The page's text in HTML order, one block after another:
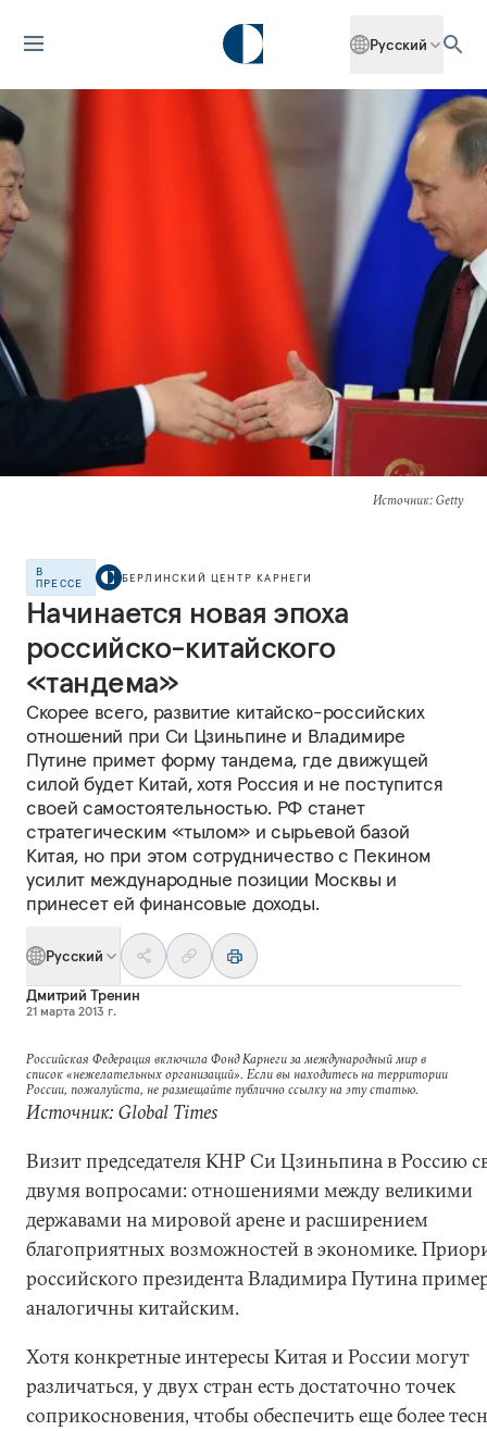
Русский
Источник: Getty
В
ПРЕССЕ
БЕРЛИНСКИЙ ЦЕНТР КАРНЕГИ
Начинается новая эпоха
российско-китайского
«тандема»
Скорее всего, развитие китайско-российских
отношений при Си Цзиньпине и Владимире
Путине примет форму тандема, где движущей
силой будет Китай, хотя Россия и не поступится
своей самостоятельностью. РФ станет
стратегическим «тылом» и сырьевой базой
Китая, но при этом сотрудничество с Пекином
усилит международные позиции Москвы и
принесет ей финансовые доходы.
Русский
Дмитрий Тренин
21 марта 2013 г.
Российская Федерация включила Фонд Карнеги за международный мир в
список «нежелательных организаций». Если вы находитесь на территории
России, пожалуйста, не размещайте публично ссылку на эту статью.
Источник: Global Times
Визит председателя КНР Си Цзиньпина в Россию
двумя вопросами: отношениями между великими
державами на мировой арене и расширением
благоприятных возможностей в экономике.
российского президента Владимира Путина
аналогичны китайским.
Хотя конкретные интересы Китая и России могут
различаться, у двух стран есть достаточно точек
соприкосновения, чтобы обеспечить еще более